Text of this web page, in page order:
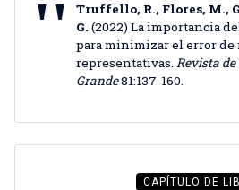
Truffello, R., Flores, M.,
G. (2022) La importancia
para minimizar el error de
representativas. Revista
Grande81:137-160.
CAPÍTULO DE